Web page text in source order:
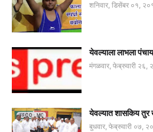
शनिवार, डिसेंबर ०१,
येवल्याला लाभला
मंगळवार, फेब्रुवारी २६,
येवल्यात शासकिय तुर
बुधवार, फेब्रुवारी ०७,